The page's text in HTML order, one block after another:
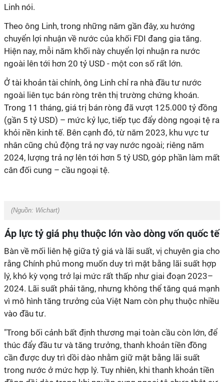
Linh nói.
Theo ông Linh, trong những năm gần đây, xu hướng
chuyển lợi nhuận về nước của khối FDI đang gia tăng.
Hiện nay, mỗi năm khối này chuyển lợi nhuận ra nước
ngoài lên tới hơn 20 tỷ USD - một con số rất lớn.
Ở tài khoản tài chính, ông Linh chỉ ra nhà đầu tư nước
ngoài liên tục bán ròng trên thị trường chứng khoán.
Trong 11 tháng, giá trị bán ròng đã vượt 125.000 tỷ đồng
(gần 5 tỷ USD) – mức kỷ lục, tiếp tục đẩy dòng ngoại tệ ra
khỏi nền kinh tế. Bên cạnh đó, từ năm 2023, khu vực tư
nhân cũng chủ động trả nợ vay nước ngoài; riêng năm
2024, lượng trả nợ lên tới hơn 5 tỷ USD, góp phần làm mất
cân đối cung – cầu ngoại tệ.
(Nguồn: Wichart)
Áp lực tỷ giá phụ thuộc lớn vào dòng vốn quốc tế
Bàn về mối liên hệ giữa tỷ giá và lãi suất, vị chuyên gia cho
rằng Chính phủ mong muốn duy trì mặt bằng lãi suất hợp
lý, khó kỳ vọng trở lại mức rất thấp như giai đoạn 2023–
2024. Lãi suất phải tăng, nhưng không thể tăng quá mạnh
vì mô hình tăng trưởng của Việt Nam còn phụ thuộc nhiều
vào đầu tư.
"Trong bối cảnh bất định thương mại toàn cầu còn lớn, để
thúc đẩy đầu tư và tăng trưởng, thanh khoản tiền đồng
cần được duy trì dồi dào nhằm giữ mặt bằng lãi suất
trong nước ở mức hợp lý. Tuy nhiên, khi thanh khoản tiền